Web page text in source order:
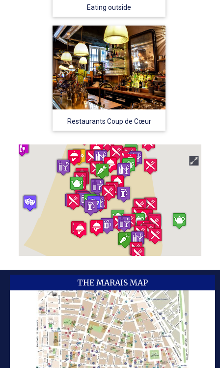
Eating outside
Restaurants Coup de Cœur
THE MARAIS MAP